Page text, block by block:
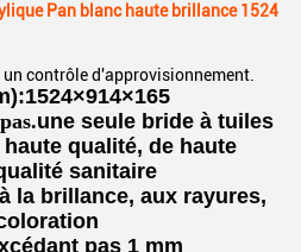
Pan blanc haute brillance 1524
contrôle d'approvisionnement.
une seule bride à tuiles
qualité, de haute
sanitaire
la brillance, aux rayures,
pas 1 mm